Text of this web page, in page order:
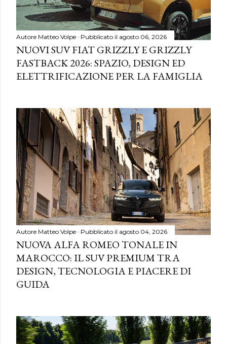
Autore Matteo Volpe Pubblicato il agosto 06, 2026
NUOVI SUV FIAT GRIZZLY E GRIZZLY
FASTBACK 2026: SPAZIO, DESIGN ED
ELETTRIFICAZIONE PER LA FAMIGLIA
Autore Matteo Volpe Pubblicato il agosto 04, 2026
NUOVA ALFA ROMEO TONALE IN
MAROCCO: IL SUV PREMIUM TRA
DESIGN, TECNOLOGIA E PIACERE DI
GUIDA